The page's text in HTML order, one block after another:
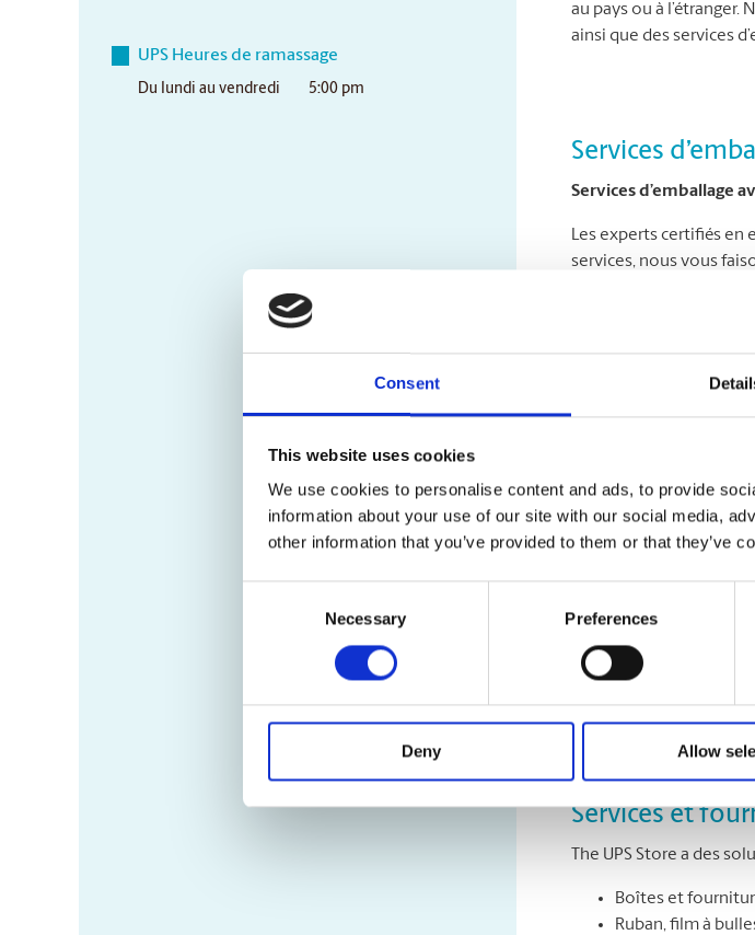
Consent
This website uses cookies
We use cookies to personalise content and ads, to provide
information about your use of our site with our social media,
other information that you’ve provided to them or that they’ve
Necessary Preferences
Deny Allow
UPS Heures de ramassage
Du lundi au vendredi 5:00 pm
au pays ou à
ainsi que des services
Services
Services d’emballage
Les experts certifiés en
services, nous vous
destination en parfait
fragiles et de valeur
Solutions d’emballage
Les objets
vous proposer des
Passez voir nos
méthodes d’emballage
Garantie d’emballage
pas cela à la légère.
répondons fièrement
les frais au compte du
Services et
The UPS Store a des
Boîtes et
Ruban, film à